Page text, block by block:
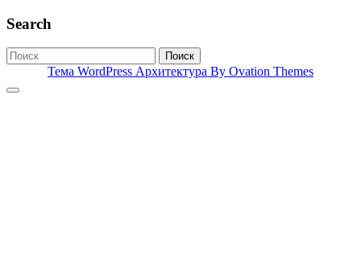
Search
Поиск
Тема WordPress Архитектура By Ovation Themes